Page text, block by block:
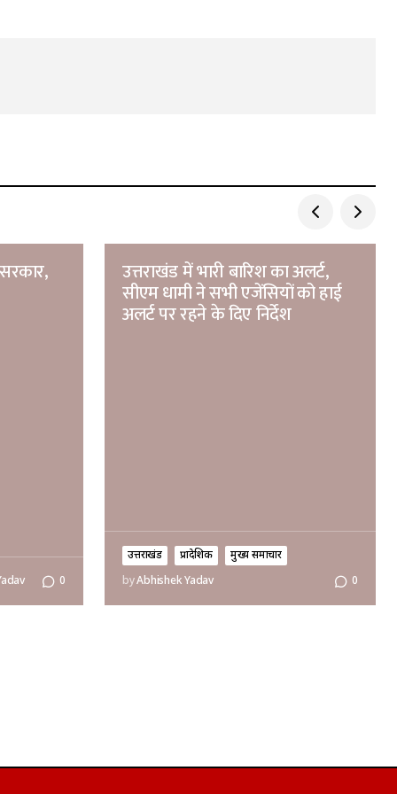
0
उत्तराखंड में भारी बारिश का अलर्ट,
सीएम धामी ने सभी एजेंसियों को हाई
अलर्ट पर रहने के दिए निर्देश
उत्तराखंड प्रादेशिक
मुख्य समाचार
byAbhishek Yadav 0